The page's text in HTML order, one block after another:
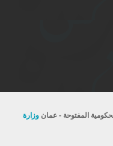
المفتوحة - عمان وزارة